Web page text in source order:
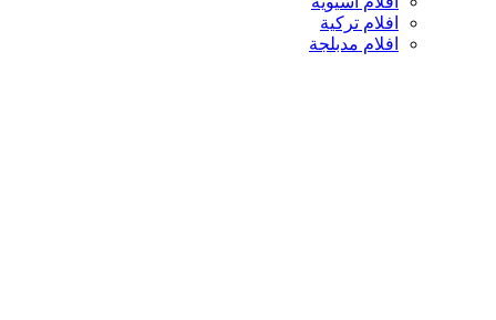
افلام تركية
افلام مدبلجة